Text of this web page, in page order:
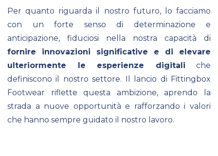
Per quanto riguarda il nostro futuro, lo facciamo
con un forte senso di determinazione e
anticipazione, fiduciosi nella nostra capacità di
fornire innovazioni significative e di elevare
ulteriormente le esperienze digitali che
definiscono il nostro settore. Il lancio di Fittingbox
Footwear riflette questa ambizione, aprendo la
strada a nuove opportunità e rafforzando i valori
che hanno sempre guidato il nostro lavoro.